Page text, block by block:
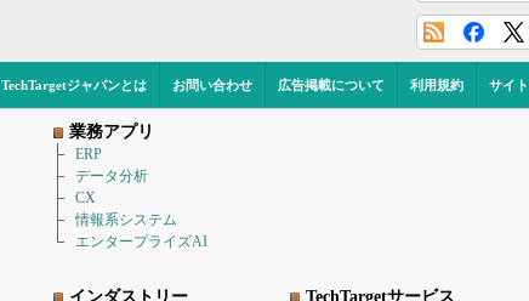
TechTargetジャパンとは お問い合わせ 広告掲載について 利用規約 サイ
業務アプリ
ERP
データ分析
CX
情報系システム
エンタープライズAI
インダストリー TechTargetサービス